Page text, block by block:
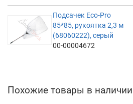
Подсачек Eco-Pro
85*85, рукоятка 2,3 м
(68060222), серый
00-00004672
Похожие товары в наличии